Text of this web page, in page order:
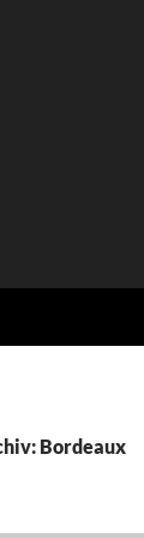
Bordeaux